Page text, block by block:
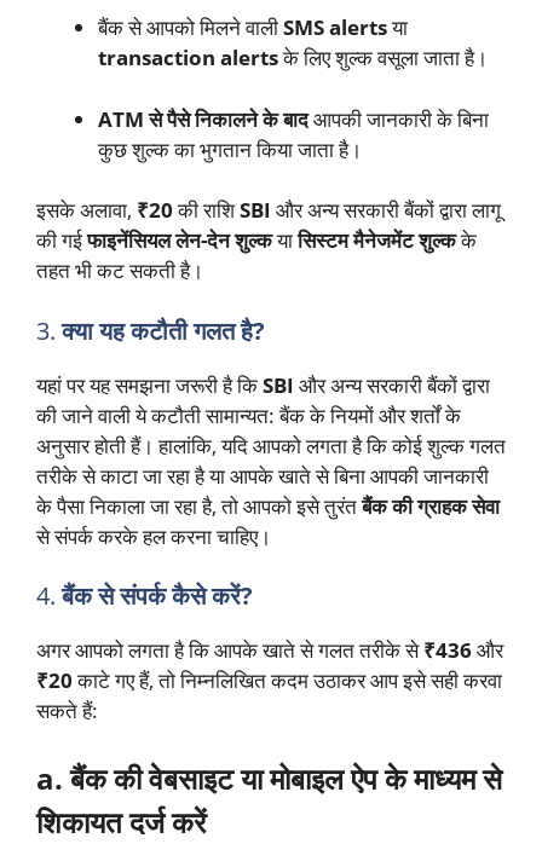
बैंक से आपको मिलने वालीSMS alertsया
transaction alertsके लिए शुल्क वसूला जाता है।
ATM से पैसे निकालने के बादआपकी जानकारी के बिना
कुछ शुल्क का भुगतान किया जाता है।
इसके अलावा, ₹20की राशिSBI और अन्य सरकारी बैंकों द्वारा लागू
की गईफाइनेंसियल लेन-देन शुल्कयासिस्टम मैनेजमेंट शुल्कके
तहत भी कट सकती है।
3.क्या यह कटौती गलत है?
यहां पर यह समझना जरूरी है किSBI और अन्य सरकारी बैंकों द्वारा
की जाने वाली ये कटौती सामान्यत: बैंक के नियमों और शर्तों के
अनुसार होती हैं। हालांकि, यदि आपको लगता है कि कोई शुल्क गलत
तरीके से काटा जा रहा है या आपके खाते से बिना आपकी जानकारी
के पैसा निकाला जा रहा है, तो आपको इसे तुरंतबैंक की ग्राहक सेवा
से संपर्क करके हल करना चाहिए।
4.बैंक से संपर्क कैसे करें?
अगर आपको लगता है कि आपके खाते से गलत तरीके से₹436और
₹20काटे गए हैं, तो निम्नलिखित कदम उठाकर आप इसे सही करवा
सकते हैं:
a. बैंक की वेबसाइट या मोबाइल ऐप के माध्यम से
शिकायत दर्ज करें